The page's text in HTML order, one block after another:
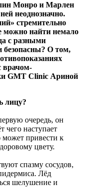
Монро и Марлен
неоднозначно.
стремительно
можно найти немало
с разными
безопасны? О том,
врачом-
GMT Clinic Ариной
лицу?
очередь, он
чего наступает
привести к
цвету.
спазму сосудов,
Лёд
шелушение и